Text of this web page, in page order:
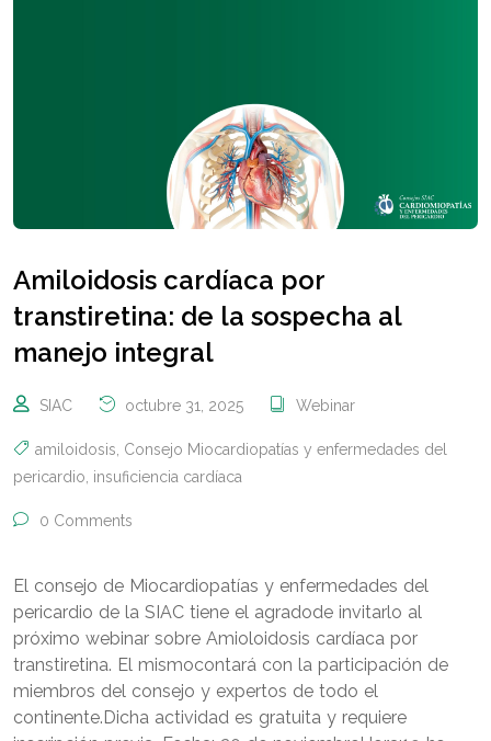
Amiloidosis cardíaca por
transtiretina: de la sospecha al
manejo integral
SIAC octubre 31, 2025 Webinar
amiloidosis Consejo Miocardiopatías y enfermedades del
pericardio insuficiencia cardíaca
0 Comments
El consejo de Miocardiopatías y enfermedades del
pericardio de la SIAC tiene el agradode invitarlo al
próximo webinar sobre Amioloidosis cardíaca por
transtiretina. El mismocontará con la participación de
miembros del consejo y expertos de todo el
continente.Dicha actividad es gratuita y requiere